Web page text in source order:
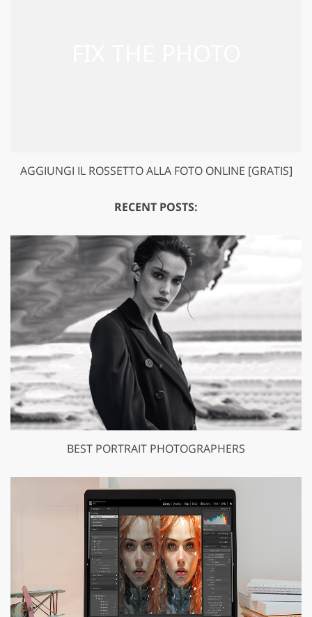
AGGIUNGI IL ROSSETTO ALLA FOTO ONLINE [GRATIS]
RECENT POSTS:
BEST PORTRAIT PHOTOGRAPHERS